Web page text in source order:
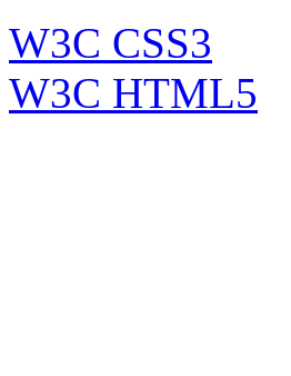
W3C CSS3
W3C HTML5